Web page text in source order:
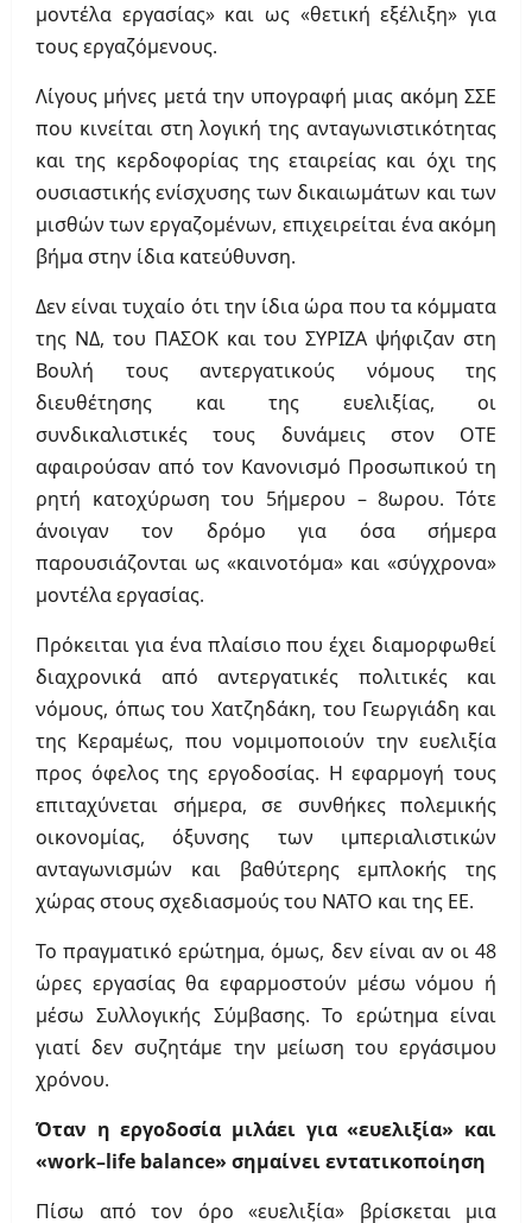
μοντέλα εργασίας» και ως «θετική εξέλιξη» για
τους εργαζόμενους.
Λίγους μήνες μετά την υπογραφή μιας ακόμη ΣΣΕ
που κινείται στη λογική της ανταγωνιστικότητας
και της κερδοφορίας της εταιρείας και όχι της
ουσιαστικής ενίσχυσης των δικαιωμάτων και των
μισθών των εργαζομένων, επιχειρείται ένα ακόμη
βήμα στην ίδια κατεύθυνση.
Δεν είναι τυχαίο ότι την ίδια ώρα που τα κόμματα
της ΝΔ, του ΠΑΣΟΚ και του ΣΥΡΙΖΑ ψήφιζαν στη
Βουλή τους αντεργατικούς νόμους της
διευθέτησης και της ευελιξίας, οι
συνδικαλιστικές τους δυνάμεις στον ΟΤΕ
αφαιρούσαν από τον Κανονισμό Προσωπικού τη
ρητή κατοχύρωση του 5ήμερου – 8ωρου. Τότε
άνοιγαν τον δρόμο για όσα σήμερα
παρουσιάζονται ως «καινοτόμα» και «σύγχρονα»
μοντέλα εργασίας.
Πρόκειται για ένα πλαίσιο που έχει διαμορφωθεί
διαχρονικά από αντεργατικές πολιτικές και
νόμους, όπως του Χατζηδάκη, του Γεωργιάδη και
της Κεραμέως, που νομιμοποιούν την ευελιξία
προς όφελος της εργοδοσίας. Η εφαρμογή τους
επιταχύνεται σήμερα, σε συνθήκες πολεμικής
οικονομίας, όξυνσης των ιμπεριαλιστικών
ανταγωνισμών και βαθύτερης εμπλοκής της
χώρας στους σχεδιασμούς του ΝΑΤΟ και της ΕΕ.
Το πραγματικό ερώτημα, όμως, δεν είναι αν οι 48
ώρες εργασίας θα εφαρμοστούν μέσω νόμου ή
μέσω Συλλογικής Σύμβασης. Το ερώτημα είναι
γιατί δεν συζητάμε την μείωση του εργάσιμου
χρόνου.
Όταν η εργοδοσία μιλάει για «ευελιξία» και
«work–life balance» σημαίνει εντατικοποίηση
Πίσω από τον όρο «ευελιξία» βρίσκεται μια